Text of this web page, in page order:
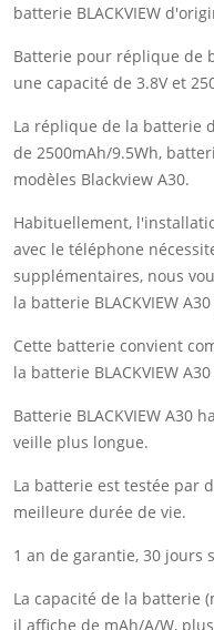
batterie BLACKVIEW
Batterie pour réplique de
une capacité de 3.8V et
La réplique de la batterie
de 2500mAh/9.5Wh,
modèles Blackview A30.
Habituellement,
avec le téléphone
supplémentaires, nous
la batterie BLACKVIEW
Cette batterie convient
la batterie BLACKVIEW
Batterie BLACKVIEW A30
veille plus longue.
La batterie est testée par
meilleure durée de vie.
1 an de garantie, 30 jours
La capacité de la batterie
il affiche de mAh/A/W,